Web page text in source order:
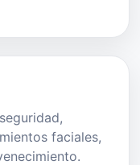
faciales,